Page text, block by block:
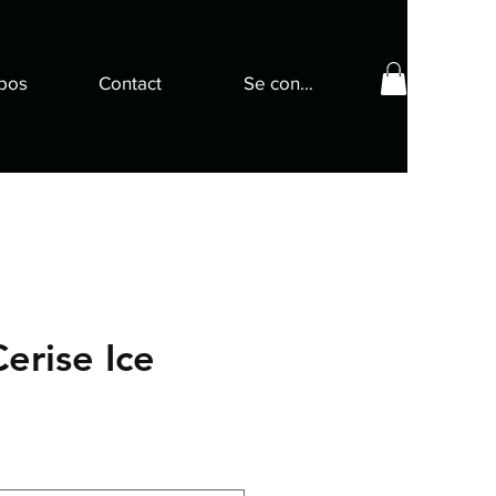
Contact Se connecter
Ice